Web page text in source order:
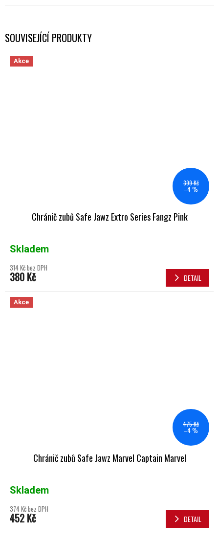
SOUVISEJÍCÍ PRODUKTY
Akce
399 Kč
–4 %
Chránič zubů Safe Jawz Extro Series Fangz Pink
Skladem
314 Kč bez DPH
380 Kč DETAIL
Akce
475 Kč
–4 %
Chránič zubů Safe Jawz Marvel Captain Marvel
Skladem
374 Kč bez DPH
452 Kč DETAIL